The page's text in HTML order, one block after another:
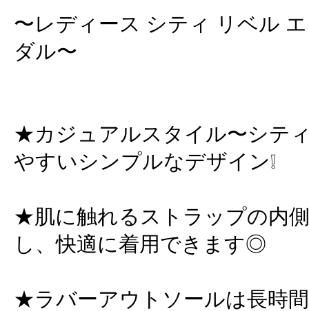
〜レディース シティ リベル
ダル〜
★カジュアルスタイル〜シテ
やすいシンプルなデザイン❕
★肌に触れるストラップの内
し、快適に着用できます◎
★ラバーアウトソールは長時